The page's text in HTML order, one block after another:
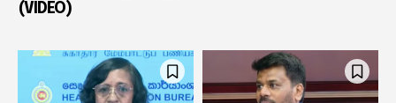
(VIDEO)